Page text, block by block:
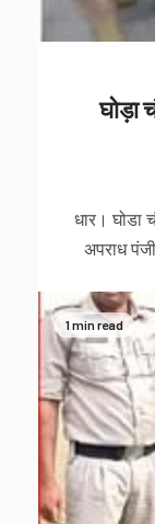
घोड़ा
धार। घोडा
अपराध
1 min read